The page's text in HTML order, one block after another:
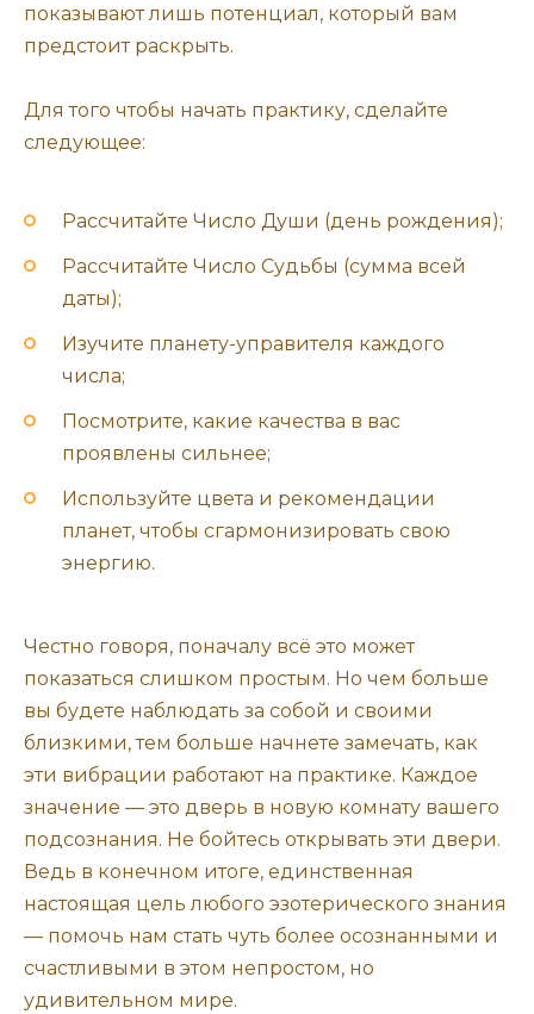
показывают лишь потенциал, который вам
предстоит раскрыть.
Для того чтобы начать практику, сделайте
следующее:
Рассчитайте Число Души (день рождения);
Рассчитайте Число Судьбы (сумма всей
даты);
Изучите планету-управителя каждого
числа;
Посмотрите, какие качества в вас
проявлены сильнее;
Используйте цвета и рекомендации
планет, чтобы сгармонизировать свою
энергию.
Честно говоря, поначалу всё это может
показаться слишком простым. Но чем больше
вы будете наблюдать за собой и своими
близкими, тем больше начнете замечать, как
эти вибрации работают на практике. Каждое
значение — это дверь в новую комнату вашего
подсознания. Не бойтесь открывать эти двери.
Ведь в конечном итоге, единственная
настоящая цель любого эзотерического знания
— помочь нам стать чуть более осознанными и
счастливыми в этом непростом, но
удивительном мире.